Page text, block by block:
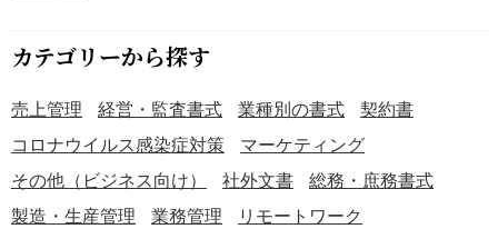
第6条（出産祝金） 第7条（子の入学祝金） 第8条（永年勤
第11条（傷病見舞金） 第12条（災害見舞金） 第13条（届
出） 第14条（届出期限） 第15条（支給日） 第16条（不正
受給の返還） 第17条（供花・弔電等） 第18条（支給額の
改定） 第19条（規程の改廃）
カテゴリーから探す
売上管理 経営・監査書式 業種別の書式
契約書
コロナウイルス感染症対策
マーケティング
その他（ビジネス向け）
社外文書
総務・庶務書式
製造・生産管理
業務管理
リモートワーク